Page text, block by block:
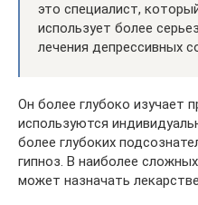
это специалист,
использует более
лечения депрессивных
Он более глубоко изучает
используются
более глубоких
гипноз. В наиболее
может назначать